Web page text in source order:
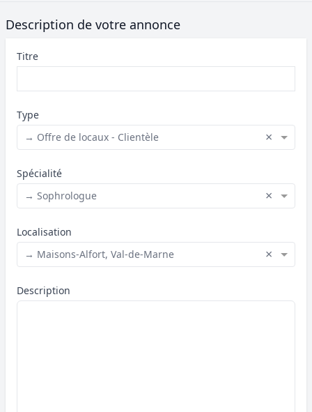
Description de votre annonce
Titre
Type
→ Offre de locaux - Clientèle
×
Spécialité
→ Sophrologue
×
Localisation
→ Maisons-Alfort, Val-de-Marne
×
Description